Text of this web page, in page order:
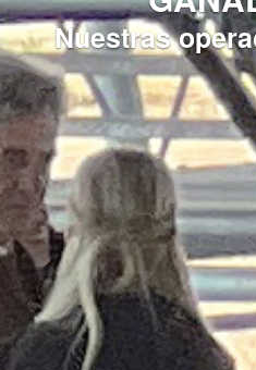
Nuestras